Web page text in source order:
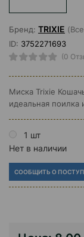
Бренд: TRIXIE
ID: 3752271693
(0
Миска Trixie
идеальная
1 шт
Нет в наличии
СООБЩИТЬ О